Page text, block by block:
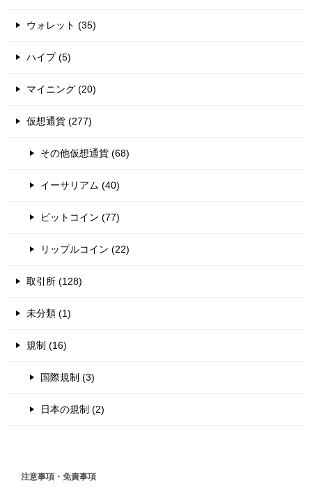
ウォレット (35)
ハイプ (5)
マイニング (20)
仮想通貨 (277)
その他仮想通貨 (68)
イーサリアム (40)
ビットコイン (77)
リップルコイン (22)
取引所 (128)
未分類 (1)
規制 (16)
国際規制 (3)
日本の規制 (2)
注意事項・免責事項